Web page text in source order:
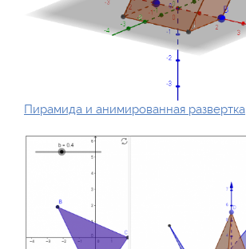
Пирамида и анимированная развертка